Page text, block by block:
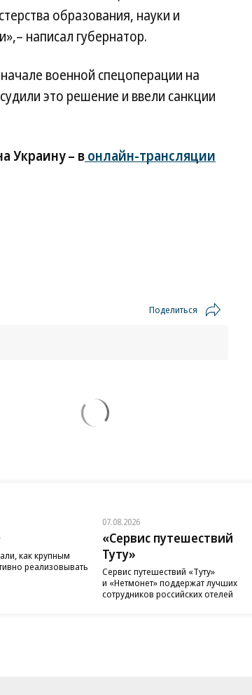
образования, науки и
написал губернатор.
военной спецоперации на
это решение и ввели санкции
Украину – вонлайн-трансляции
Поделиться
как крупным
реализовывать
07.08.2026
«Сервис путешествий
Туту»
Сервис путешествий «Туту»
и «Нетмонет» поддержат лучших
сотрудников российских отелей